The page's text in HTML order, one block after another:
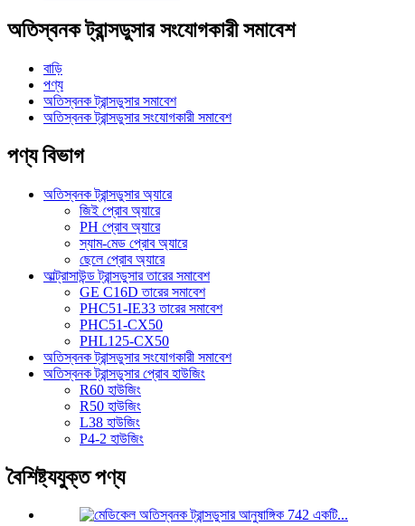
অতিস্বনক ট্রান্সডুসার সংযোগকারী সমাবেশ
বাড়ি
পণ্য
অতিস্বনক ট্রান্সডুসার সমাবেশ
অতিস্বনক ট্রান্সডুসার সংযোগকারী সমাবেশ
পণ্য বিভাগ
অতিস্বনক ট্রান্সডুসার অ্যারে
জিই প্রোব অ্যারে
PH প্রোব অ্যারে
স্যাম-মেড প্রোব অ্যারে
ছেলে প্রোব অ্যারে
আল্ট্রাসাউন্ড ট্রান্সডুসার তারের সমাবেশ
GE C16D তারের সমাবেশ
PHC51-IE33 তারের সমাবেশ
PHC51-CX50
PHL125-CX50
অতিস্বনক ট্রান্সডুসার সংযোগকারী সমাবেশ
অতিস্বনক ট্রান্সডুসার প্রোব হাউজিং
R60 হাউজিং
R50 হাউজিং
L38 হাউজিং
P4-2 হাউজিং
বৈশিষ্ট্যযুক্ত পণ্য